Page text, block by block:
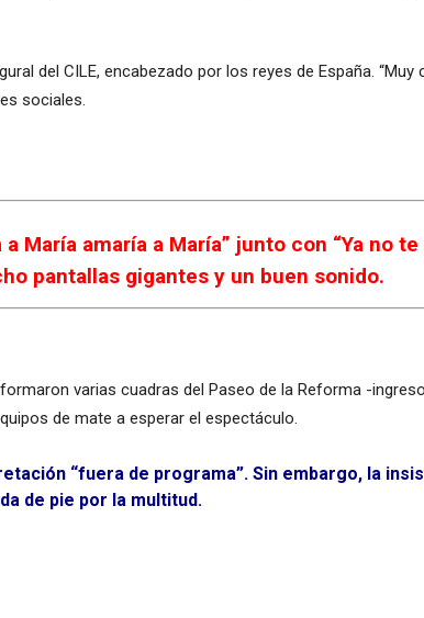
del CILE, encabezado por los reyes de España. “Muy
sociales.
amaría a María” junto con “Ya no te
pantallas gigantes y un buen sonido.
varias cuadras del Paseo de la Reforma -
de mate a esperar el espectáculo.
“fuera de programa”. Sin embargo, la
de pie por la multitud.